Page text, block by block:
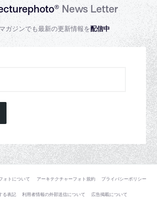
News Letter
ガジンでも最新の更新情報を配信中
ォトについて アーキテクチャーフォト規約 プライバシーポリシー
る表記 利用者情報の外部送信について 広告掲載について